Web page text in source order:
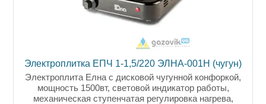
Электроплитка ЕПЧ 1-1,5/220 ЭЛНА-001Н (чугун)
Электроплита Елна с дисковой чугунной конфоркой,
мощность 1500вт, световой индикатор работы,
механическая ступенчатая регулировка нагрева,